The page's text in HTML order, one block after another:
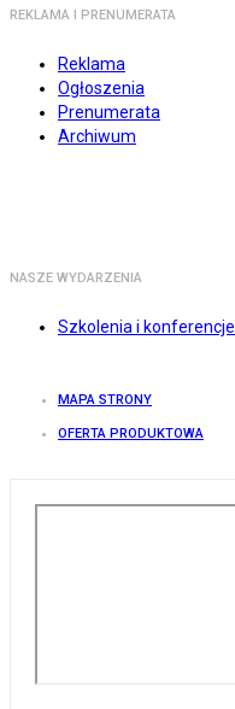
REKLAMA I PRENUMERATA
Reklama
Ogłoszenia
Prenumerata
Archiwum
NASZE WYDARZENIA
Szkolenia i konferencje
MAPA STRONY
OFERTA PRODUKTOWA